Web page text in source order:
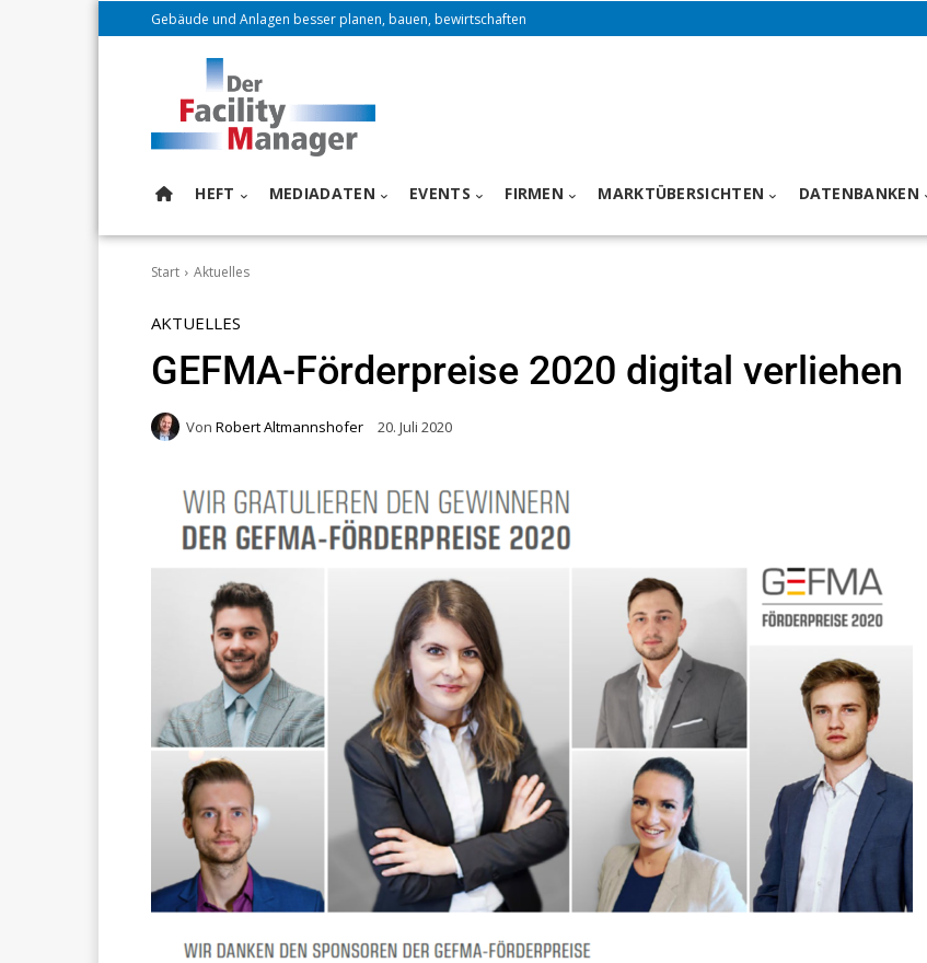
Gebäude und Anlagen besser planen, bauen, bewirtschaften
HEFT MEDIADATEN EVENTS FIRMEN MARKTÜBERSICHTEN DATENBANKEN
Start Aktuelles
AKTUELLES
GEFMA-Förderpreise 2020 digital verliehen
Von Robert Altmannshofer 20. Juli 2020